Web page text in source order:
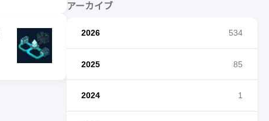
アーカイブ
2026 534
2025 85
2024 1